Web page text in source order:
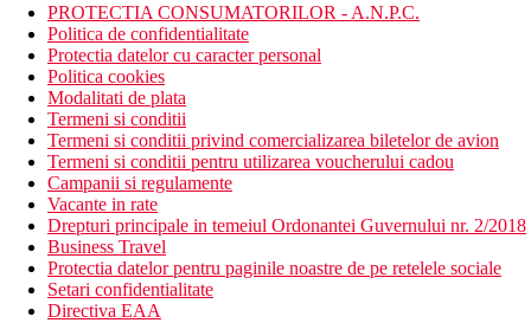
PROTECTIA CONSUMATORILOR - A.N.P.C.
Politica de confidentialitate
Protectia datelor cu caracter personal
Politica cookies
Modalitati de plata
Termeni si conditii
Termeni si conditii privind comercializarea biletelor de avion
Termeni si conditii pentru utilizarea voucherului cadou
Campanii si regulamente
Vacante in rate
Drepturi principale in temeiul Ordonantei Guvernului nr. 2/2018
Business Travel
Protectia datelor pentru paginile noastre de pe retelele sociale
Setari confidentialitate
Directiva EAA